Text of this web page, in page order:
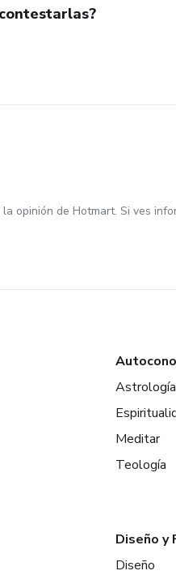
opinión de Hotmart. Si ves
Astrología
Meditar
Teología
Diseño y
Diseño